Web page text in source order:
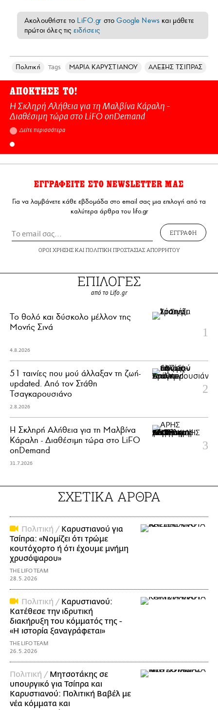
Ακολουθήστε το LiFO.gr στοGoogle News και μάθετε
πρώτοι όλες τις ειδήσεις
Πολιτική Tags ΜΑΡΙΑ ΚΑΡΥΣΤΙΑΝΟΥ ΑΛΕΞΗΣ ΤΣΙΠΡΑΣ
ΑΠΟΚΤΗΣΕ ΤΟ!
Η Σκληρή Αλήθεια για τη Μαλβίνα Κάραλη -
Διαθέσιμη τώρα στo LiFO onDemand
Δείτε περισσότερα
ΕΓΓΡΑΦΕΙΤΕ ΣΤΟ NEWSLETTER ΜΑΣ
Για να λαμβάνετε κάθε εβδομάδα στο email σας μια επιλογή από τα
καλύτερα άρθρα του lifo.gr
ΕΓΓΡΑΦΗ
ΟΡΟΙ ΧΡΗΣΗΣΚΑΙ ΠΟΛΙΤΙΚΗ ΠΡΟΣΤΑΣΙΑΣ ΑΠΟΡΡΗΤΟΥ
ΕΠΙΛΟΓΕΣ
από το Lifo.gr
Το θολό και δύσκολο μέλλον της
Μονής Σινά
4.8.2026
51 ταινίες που μού άλλαξαν τη ζωή-
updated. Aπό τον Στάθη
Τσαγκαρουσιάνο
2.8.2026
Η Σκληρή Αλήθεια για τη Μαλβίνα
Κάραλη - Διαθέσιμη τώρα στo LiFO
onDemand
31.7.2026
ΣΧΕΤΙΚΑ ΑΡΘΡΑ
Πολιτική / Καρυστιανού για
Τσίπρα: «Νομίζει ότι τρώμε
κουτόχορτο ή ότι έχουμε μνήμη
χρυσόψαρου»
THE LIFO TEAM
28.5.2026
Πολιτική / Καρυστιανού:
Κατέθεσε την ιδρυτική
διακήρυξη του κόμματός της -
«Η ιστορία ξαναγράφεται»
THE LIFO TEAM
26.5.2026
Πολιτική / Μητσοτάκης σε
υπουργικό για Τσίπρα και
Καρυστιανού: Πολιτική Βαβέλ με
νέα κόμματα και